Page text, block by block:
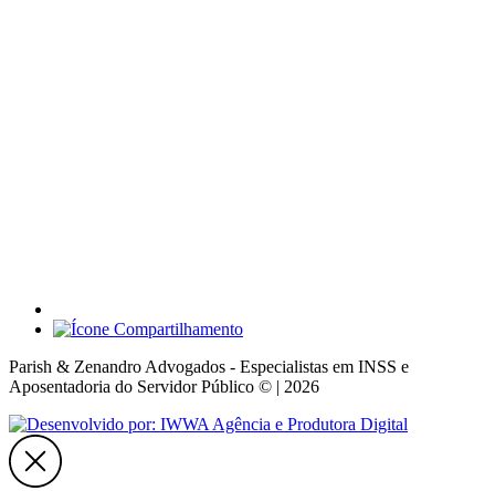
Parish & Zenandro Advogados - Especialistas em INSS e
Aposentadoria do Servidor Público © | 2026